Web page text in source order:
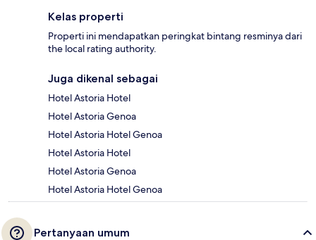
Kelas properti
Properti ini mendapatkan peringkat bintang resminya dari
the local rating authority.
Juga dikenal sebagai
Hotel Astoria Hotel
Hotel Astoria Genoa
Hotel Astoria Hotel Genoa
Hotel Astoria Hotel
Hotel Astoria Genoa
Hotel Astoria Hotel Genoa
Pertanyaan umum